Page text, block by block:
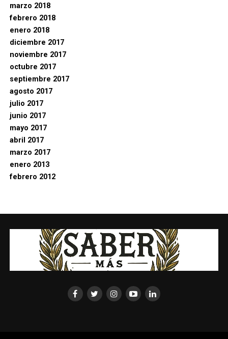
marzo 2018
febrero 2018
enero 2018
diciembre 2017
noviembre 2017
octubre 2017
septiembre 2017
agosto 2017
julio 2017
junio 2017
mayo 2017
abril 2017
marzo 2017
enero 2013
febrero 2012